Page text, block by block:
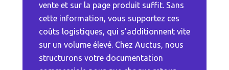
vente et sur la page produit suffit. Sans
cette information, vous supportez ces
coûts logistiques, qui s’additionnent vite
sur un volume élevé. Chez Auctus, nous
structurons votre documentation